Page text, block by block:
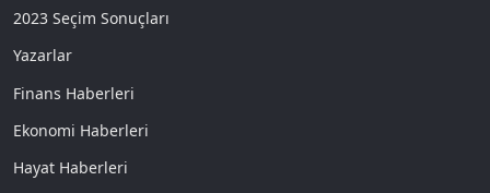
2023 Seçim Sonuçları
Yazarlar
Finans Haberleri
Ekonomi Haberleri
Hayat Haberleri